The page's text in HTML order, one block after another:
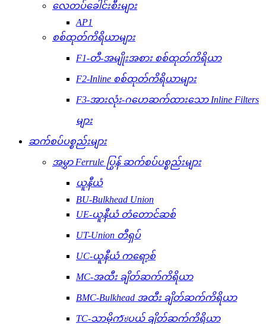
လေတပ်ခေါင်းစီးများ
AP1
စစ်ထုတ်ကိရိယာများ
F1-တီ-အမျိုးအစား စစ်ထုတ်ကိရိယာ
F2-Inline စစ်ထုတ်ကိရိယာများ
F3-အားလုံး-ဂဟေဆက်ထားသော Inline Filters
များ
ဆက်စပ်ပစ္စည်းများ
အမွှာ Ferrule ပြွန် ဆက်စပ်ပစ္စည်းများ
ယူနီယံ
BU-Bulkhead Union
UE-ယူနီယံ တံတောင်ဆစ်
UT-Union တီရှပ်
UC-ယူနီယံ ကရော့စ်
MC-အထီး ချိတ်ဆက်ကိရိယာ
BMC-Bulkhead အထီး ချိတ်ဆက်ကိရိယာ
TC-သာမိုကัปပယ် ချိတ်ဆက်ကိရိယာ